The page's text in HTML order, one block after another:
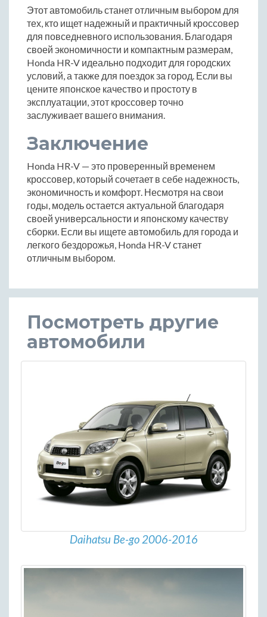
Этот автомобиль станет отличным выбором для
тех, кто ищет надежный и практичный кроссовер
для повседневного использования. Благодаря
своей экономичности и компактным размерам,
Honda HR-V идеально подходит для городских
условий, а также для поездок за город. Если вы
цените японское качество и простоту в
эксплуатации, этот кроссовер точно
заслуживает вашего внимания.
Заключение
Honda HR-V — это проверенный временем
кроссовер, который сочетает в себе надежность,
экономичность и комфорт. Несмотря на свои
годы, модель остается актуальной благодаря
своей универсальности и японскому качеству
сборки. Если вы ищете автомобиль для города и
легкого бездорожья, Honda HR-V станет
отличным выбором.
Посмотреть другие
автомобили
Daihatsu Be-go 2006-2016